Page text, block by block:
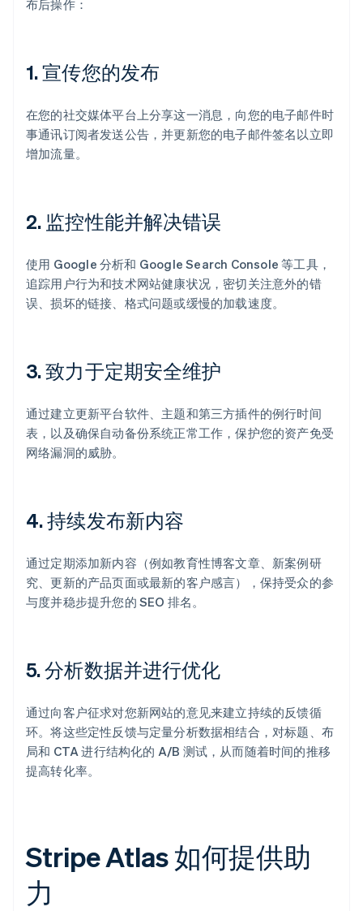
布后操作：
1.宣传您的发布
在您的社交媒体平台上分享这一消息，向您的电子邮件时
事通讯订阅者发送公告，并更新您的电子邮件签名以立即
增加流量。
2. 监控性能并解决错误
使用 Google 分析和 Google Search Console 等工具，
追踪用户行为和技术网站健康状况，密切关注意外的错
误、损坏的链接、格式问题或缓慢的加载速度。
3.致力于定期安全维护
通过建立更新平台软件、主题和第三方插件的例行时间
表，以及确保自动备份系统正常工作，保护您的资产免受
网络漏洞的威胁。
4.持续发布新内容
通过定期添加新内容（例如教育性博客文章、新案例研
究、更新的产品页面或最新的客户感言），保持受众的参
与度并稳步提升您的 SEO 排名。
5.分析数据并进行优化
通过向客户征求对您新网站的意见来建立持续的反馈循
环。将这些定性反馈与定量分析数据相结合，对标题、布
局和 CTA 进行结构化的 A/B 测试，从而随着时间的推移
提高转化率。
Stripe Atlas 如何提供助
力